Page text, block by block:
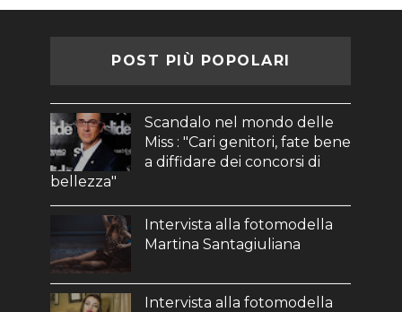
POST PIÙ POPOLARI
Scandalo nel mondo delle
Miss : "Cari genitori, fate bene
a diffidare dei concorsi di
bellezza"
Intervista alla fotomodella
Martina Santagiuliana
Intervista alla fotomodella